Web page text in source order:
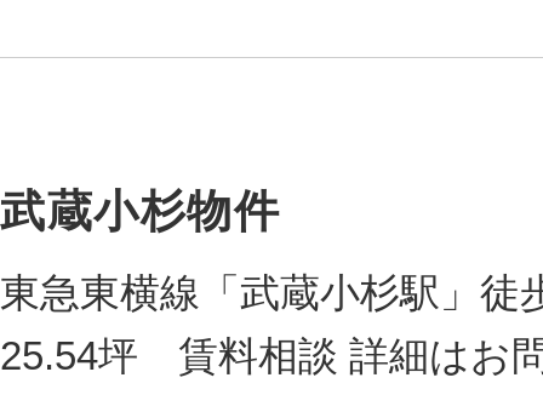
武蔵小杉物件
東急東横線「武蔵小杉駅」
25.54坪 賃料相談 詳細はお